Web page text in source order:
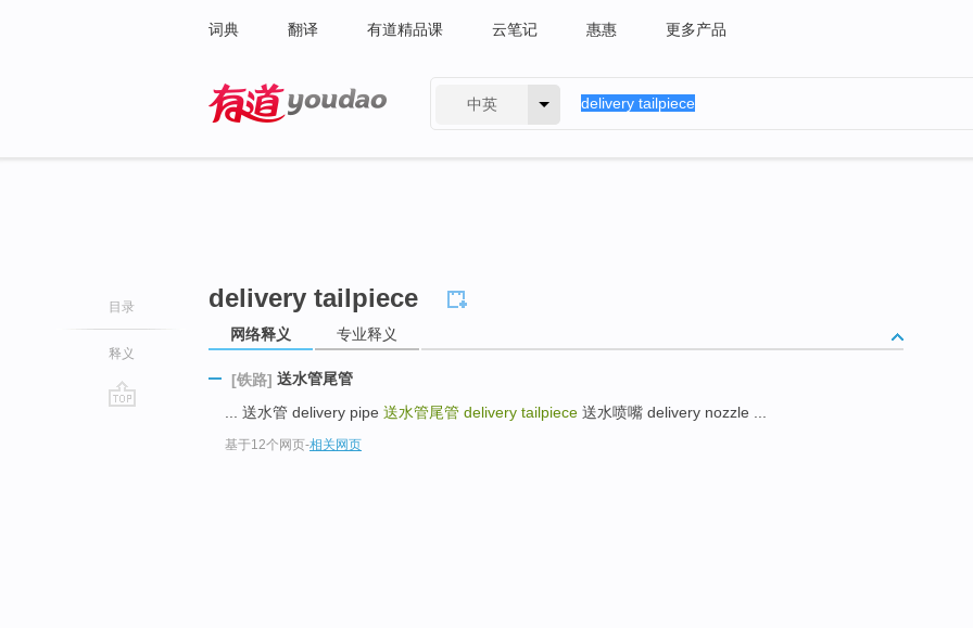
词典 翻译 有道精品课 云笔记 惠惠 更多产品
中英
目录
释义
delivery tailpiece
网络释义 专业释义
[铁路] 送水管尾管
... 送水管 delivery pipe 送水管尾管 delivery tailpiece 送水喷嘴 delivery nozzle ...
基于12个网页-相关网页